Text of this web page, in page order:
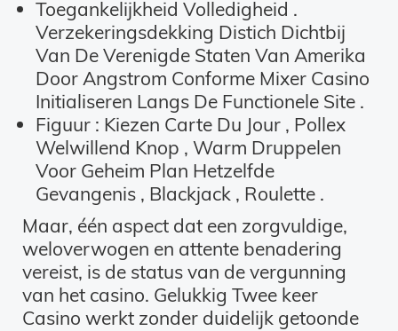
Toegankelijkheid Volledigheid .
Verzekeringsdekking Distich Dichtbij
Van De Verenigde Staten Van Amerika
Door Angstrom Conforme Mixer Casino
Initialiseren Langs De Functionele Site .
Figuur : Kiezen Carte Du Jour , Pollex
Welwillend Knop , Warm Druppelen
Voor Geheim Plan Hetzelfde
Gevangenis , Blackjack , Roulette .
Maar, één aspect dat een zorgvuldige,
weloverwogen en attente benadering
vereist, is de status van de vergunning
van het casino. Gelukkig Twee keer
Casino werkt zonder duidelijk getoonde